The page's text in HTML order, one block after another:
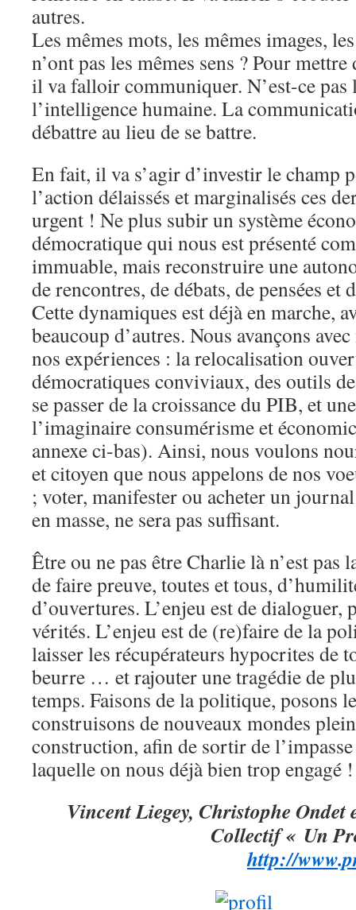
autres.
Les mêmes mots, les mêmes images,
n’ont pas les mêmes sens ? Pour
il va falloir communiquer. N’est-ce pas
l’intelligence humaine. La
débattre au lieu de se battre.
En fait, il va s’agir d’investir le champ
l’action délaissés et marginalisés ces
urgent ! Ne plus subir un système
démocratique qui nous est présenté
immuable, mais reconstruire une
de rencontres, de débats, de pensées et
Cette dynamiques est déjà en marche,
beaucoup d’autres. Nous avançons
nos expériences : la relocalisation
démocratiques conviviaux, des outils
se passer de la croissance du PIB, et
l’imaginaire consumérisme et
annexe ci-bas). Ainsi, nous voulons
et citoyen que nous appelons de nos
; voter, manifester ou acheter un
en masse, ne sera pas suffisant.
Être ou ne pas être Charlie là n’est pas
de faire preuve, toutes et tous,
d’ouvertures. L’enjeu est de dialoguer,
vérités. L’enjeu est de (re)faire de la
laisser les récupérateurs hypocrites de
beurre … et rajouter une tragédie de
temps. Faisons de la politique, posons
construisons de nouveaux mondes
construction, afin de sortir de
laquelle on nous déjà bien trop engagé !
Vincent Liegey, Christophe Ondet
Collectif « Un
http://